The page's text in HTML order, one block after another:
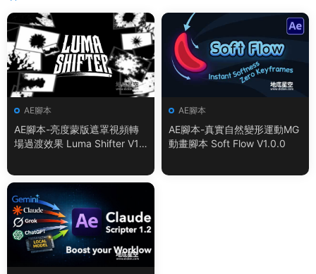
AE腳本
AE腳本-亮度蒙版遮罩視頻轉
場過渡效果 Luma Shifter V1.
AE腳本
AE腳本-真實自然變形運動MG
動畫腳本 Soft Flow V1.0.0